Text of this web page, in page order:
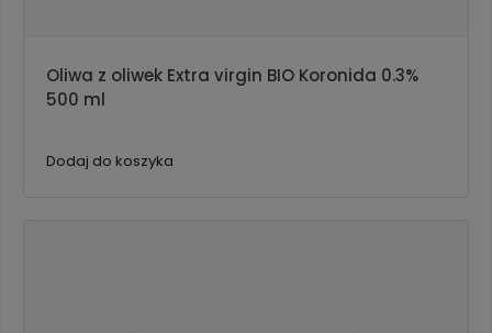
Oliwa z oliwek Extra virgin BIO Koronida 0.3%
500 ml
Dodaj do koszyka